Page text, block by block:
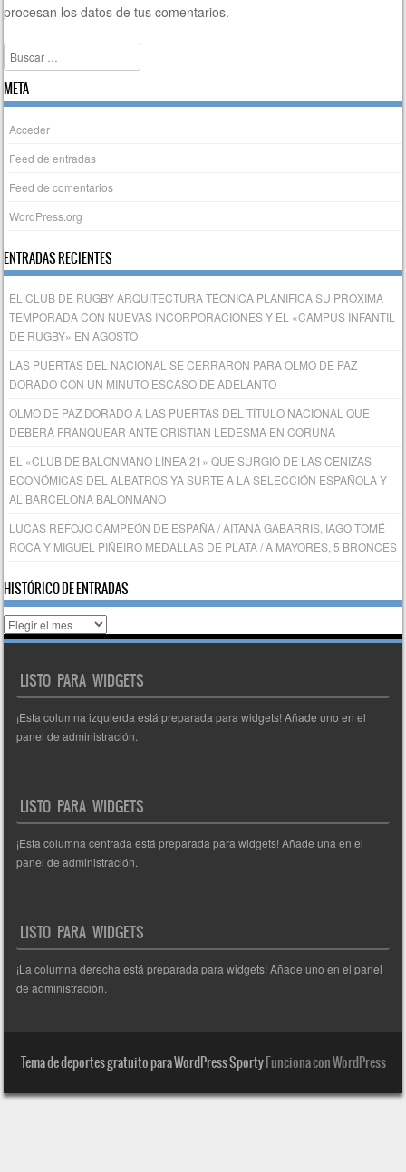
procesan los datos de tus comentarios.
Buscar
META
Acceder
Feed de entradas
Feed de comentarios
WordPress.org
ENTRADAS RECIENTES
EL CLUB DE RUGBY ARQUITECTURA TÉCNICA PLANIFICA SU PRÓXIMA
TEMPORADA CON NUEVAS INCORPORACIONES Y EL «CAMPUS INFANTIL
DE RUGBY» EN AGOSTO
LAS PUERTAS DEL NACIONAL SE CERRARON PARA OLMO DE PAZ
DORADO CON UN MINUTO ESCASO DE ADELANTO
OLMO DE PAZ DORADO A LAS PUERTAS DEL TÍTULO NACIONAL QUE
DEBERÁ FRANQUEAR ANTE CRISTIAN LEDESMA EN CORUÑA
EL «CLUB DE BALONMANO LÍNEA 21» QUE SURGIÓ DE LAS CENIZAS
ECONÓMICAS DEL ALBATROS YA SURTE A LA SELECCIÓN ESPAÑOLA Y
AL BARCELONA BALONMANO
LUCAS REFOJO CAMPEÓN DE ESPAÑA / AITANA GABARRIS, IAGO TOMÉ
ROCA Y MIGUEL PIÑEIRO MEDALLAS DE PLATA / A MAYORES, 5 BRONCES
HISTÓRICO DE ENTRADAS
Histórico
de
LISTO PARA WIDGETS
¡Esta columna izquierda está preparada para widgets! Añade uno en el
panel de administración.
LISTO PARA WIDGETS
¡Esta columna centrada está preparada para widgets! Añade una en el
panel de administración.
LISTO PARA WIDGETS
¡La columna derecha está preparada para widgets! Añade uno en el panel
de administración.
Tema de deportes gratuito para WordPress SportyFunciona con WordPress